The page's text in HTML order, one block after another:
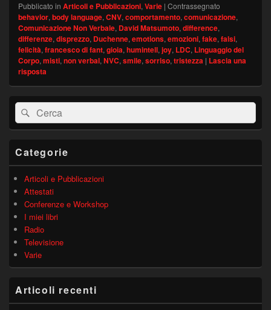
Pubblicato in Articoli e Pubblicazioni, Varie | Contrassegnato
behavior, body language, CNV, comportamento, comunicazione,
Comunicazione Non Verbale, David Matsumoto, difference,
differenze, disprezzo, Duchenne, emotions, emozioni, fake, falsi,
felicità, francesco di fant, gioia, humintell, joy, LDC, Linguaggio del
Corpo, misti, non verbal, NVC, smile, sorriso, tristezza | Lascia una
risposta
Area
widget
barra
Cerca:Cerca
Categorie
Articoli e Pubblicazioni
Attestati
Conferenze e Workshop
I miei libri
Radio
Televisione
Varie
Articoli recenti